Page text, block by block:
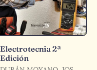
Electrotecnia 2ª
Edición